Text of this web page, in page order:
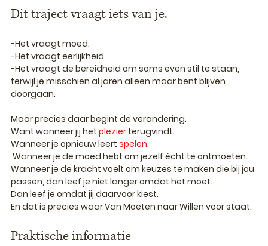
Dit traject vraagt iets van je.
-Het vraagt moed.
-Het vraagt eerlijkheid.
-Het vraagt de bereidheid om soms even stil te staan,
terwijl je misschien al jaren alleen maar bent blijven
doorgaan.
Maar precies daar begint de verandering.
Want wanneer jij het plezier terugvindt.
Wanneer je opnieuw leert spelen.
Wanneer je de moed hebt om jezelf écht te ontmoeten.
Wanneer je de kracht voelt om keuzes te maken die bij jou
passen, dan leef je niet langer omdat het moet.
Dan leef je omdat jij daarvoor kiest.
En dat is precies waar Van Moeten naar Willen voor staat.
Praktische informatie